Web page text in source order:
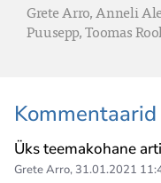
Grete Arro,Anneli
Puusepp,Toomas
Kommentaarid
Üks teemakohane
Grete Arro, 31.01.2021